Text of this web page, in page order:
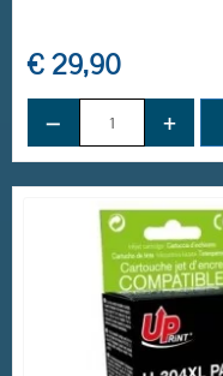
(1 avis)
€ 29,90
− +